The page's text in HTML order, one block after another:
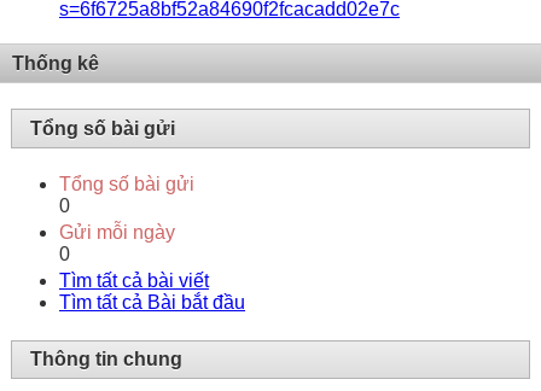
s=6f6725a8bf52a84690f2fcacadd02e7c
Thống kê
Tổng số bài gửi
Tổng số bài gửi
0
Gửi mỗi ngày
0
Tìm tất cả bài viết
Tìm tất cả Bài bắt đầu
Thông tin chung